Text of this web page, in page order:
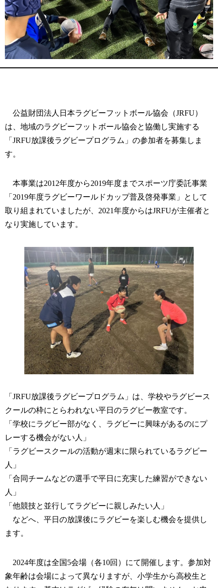
公益財団法人日本ラグビーフットボール協会（JRFU）
は、地域のラグビーフットボール協会と協働し実施する
「JRFU放課後ラグビープログラム」の参加者を募集しま
す。
本事業は2012年度から2019年度までスポーツ庁委託事業
「2019年度ラグビーワールドカップ普及啓発事業」として
取り組まれていましたが、2021年度からはJRFUが主催者と
なり実施しています。
「JRFU放課後ラグビープログラム」は、学校やラグビース
クールの枠にとらわれない平日のラグビー教室です。
「学校にラグビー部がなく、ラグビーに興味があるのにプ
レーする機会がない人」
「ラグビースクールの活動が週末に限られているラグビー
人」
「合同チームなどの選手で平日に充実した練習ができない
人」
「他競技と並行してラグビーに親しみたい人」
などへ、平日の放課後にラグビーを楽しむ機会を提供し
ます。
2024年度は全国5会場（各10回）にて開催します。参加対
象年齢は会場によって異なりますが、小学生から高校生と